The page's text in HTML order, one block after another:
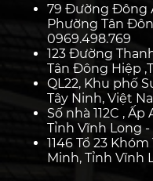
79 Đường Đông
Phường Tân
0969.498.769
123 Đường
Tân Đông Hiệp
QL22, Khu phố
Tây Ninh, Việt
Số nhà 112C ,
Tỉnh Vĩnh Long -
1146 Tổ 23
Minh, Tỉnh Vĩnh